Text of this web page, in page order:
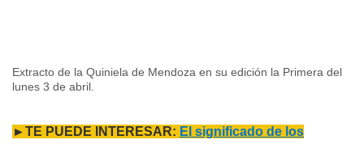
Extracto de la Quiniela de Mendoza en su edición la Primera del
lunes 3 de abril.
►TE PUEDE INTERESAR: El significado de los